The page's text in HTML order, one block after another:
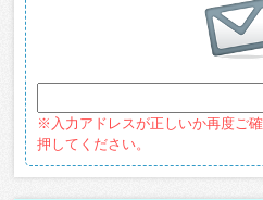
※入力アドレスが正しいか再度ご
押してください。